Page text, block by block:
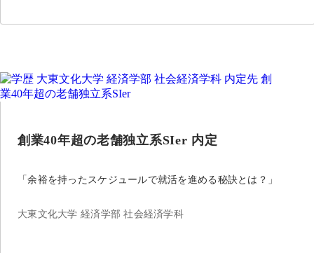
創業40年超の老舗独立系SIer 内定
「余裕を持ったスケジュールで就活を進める秘訣とは？」
大東文化大学 経済学部 社会経済学科